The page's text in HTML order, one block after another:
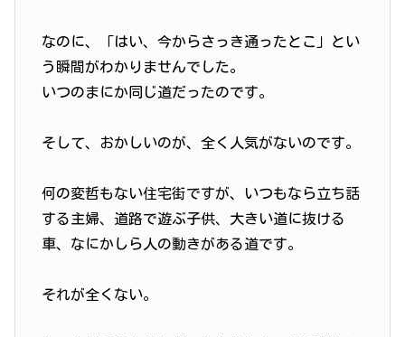
なのに、「はい、今からさっき通ったとこ」とい
う瞬間がわかりませんでした。
いつのまにか同じ道だったのです。
そして、おかしいのが、全く人気がないのです。
何の変哲もない住宅街ですが、いつもなら立ち話
する主婦、道路で遊ぶ子供、大きい道に抜ける
車、なにかしら人の動きがある道です。
それが全くない。